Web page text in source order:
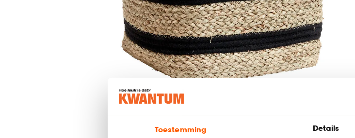
Toestemming Details